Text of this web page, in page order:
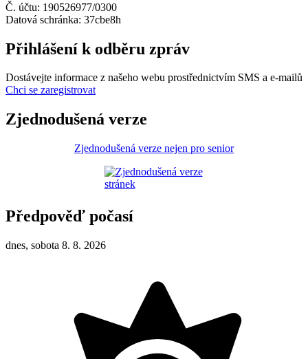
Č. účtu: 190526977/0300
Datová schránka: 37cbe8h
Přihlášení k odběru zpráv
Dostávejte informace z našeho webu prostřednictvím SMS a e-mailů
Chci se zaregistrovat
Zjednodušená verze
Zjednodušená verze nejen pro senior
Předpověď počasí
dnes, sobota 8. 8. 2026